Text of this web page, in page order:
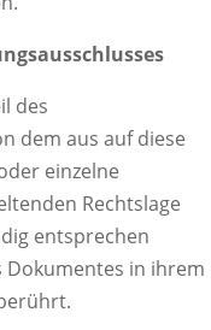
des
dem aus auf diese
einzelne
Rechtslage
entsprechen
Dokumentes in ihrem